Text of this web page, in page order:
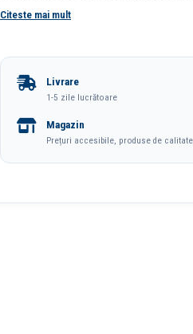
Citeste mai mult
Livrare
1-5 zile lucrătoare
Magazin
Prețuri accesibile, produse de